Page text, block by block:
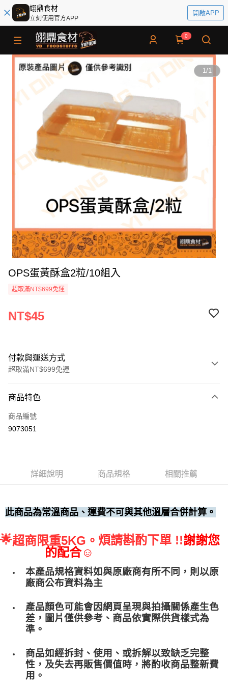
翊鼎食材
立刻使用官方APP
開啟APP
0
1/1
OPS蛋黃酥盒2粒/10組入
超取滿NT$699免運
NT$45
付款與運送方式
超取滿NT$699免運
信用卡一次付款
Apple Pay
每筆NT$60，滿NT$699(含以上)免運費
每筆NT$60，滿NT$699(含以上)免運費
每筆NT$250
商品特色
商品編號
9073051
詳細說明 商品規格 相關推薦
此商品為常溫商品、運費不可與其他溫層合併計算。
🌟超商限重5KG。 煩請斟酌下單 !!謝謝您
的配合☺
本產品規格資料如與原廠商有所不同，則以原
廠商公布資料為主
產品顏色可能會因網頁呈現與拍攝關係產生色
差，圖片僅供參考、商品依實際供貨樣式為
準。
商品如經拆封、使用、或拆解以致缺乏完整
性，及失去再販售價值時，將酌收商品整﻿新費
用。